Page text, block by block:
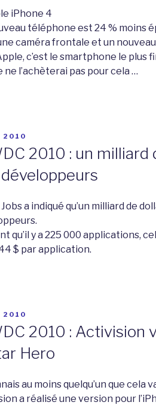
téléphone est 24 % moins
caméra frontale et un
c’est le smartphone le plus
ne l’achèterai pas pour cela …
2010
2010 : un milliard
a indiqué qu’un milliard de
qu’il y a 225 000 applications,
$ par application.
2010
2010 : Activision
Hero
au moins quelqu’un que cela
a réalisé une version pour